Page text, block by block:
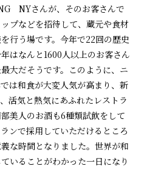
NYさんが、そのお客さんで
プなどを招待して、蔵元や食材
行う場です。今年で22回の歴史
はなんと1600人以上のお客さん
大だそうです。このように、ニ
は和食が大変人気が高まり、新
活気と熱気にあふれたレストラ
美人のお酒も6種類試飲をして
ンで採用していただけるところ
な時間となりました。世界が和
いることがわかった一日になり